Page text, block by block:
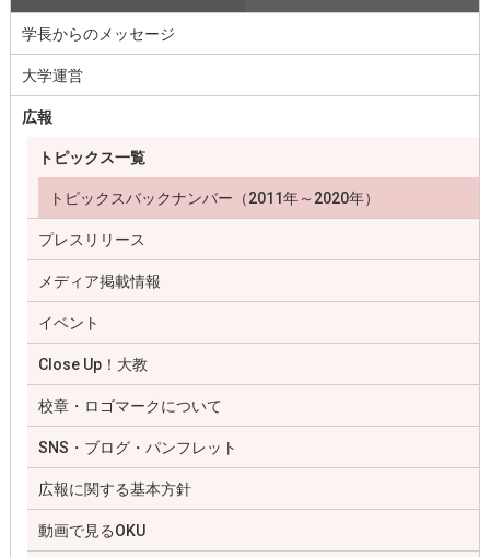
学長からのメッセージ
大学運営
広報
トピックス一覧
トピックスバックナンバー（2011年～2020年）
プレスリリース
メディア掲載情報
イベント
Close Up！大教
校章・ロゴマークについて
SNS・ブログ・パンフレット
広報に関する基本方針
動画で見るOKU